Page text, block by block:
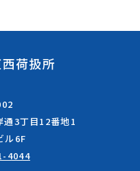
通3丁目12番地1
ル6F
4044